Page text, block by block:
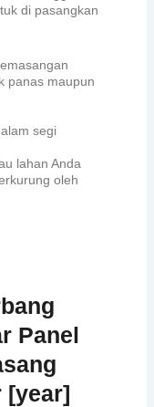
di pasangkan
panas maupun
segi
lahan Anda
oleh
Panel
[year]